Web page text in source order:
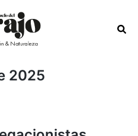
2025